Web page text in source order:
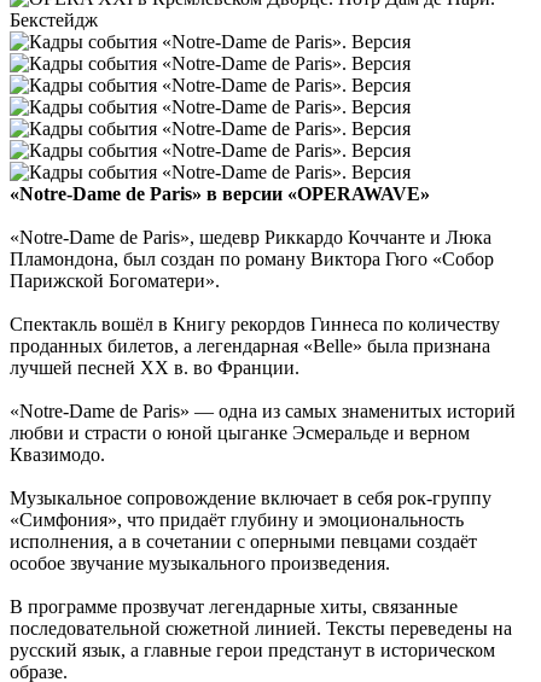
«Notre-Dame de Paris» в версии «OPERAWAVE»
«Notre-Dame de Paris», шедевр Риккардо Коччанте и Люка
Пламондона, был создан по роману Виктора Гюго «Собор
Парижской Богоматери».
Спектакль вошёл в Книгу рекордов Гиннеса по количеству
проданных билетов, а легендарная «Belle» была признана
лучшей песней ХХ в. во Франции.
«Notre-Dame de Paris» — одна из самых знаменитых историй
любви и страсти о юной цыганке Эсмеральде и верном
Квазимодо.
Музыкальное сопровождение включает в себя рок-группу
«Симфония», что придаёт глубину и эмоциональность
исполнения, а в сочетании с оперными певцами создаёт
особое звучание музыкального произведения.
В программе прозвучат легендарные хиты, связанные
последовательной сюжетной линией. Тексты переведены на
русский язык, а главные герои предстанут в историческом
образе.